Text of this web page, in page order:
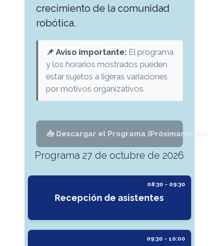
crecimiento de la comunidad
robótica.
📌 Aviso importante: El programa
y los horarios mostrados pueden
estar sujetos a ligeras variaciones
por motivos organizativos.
📥 Descargar el Programa (Próximamente)
Programa 27 de octubre de 2026
08:30 - 09:30
Recepción de asistentes
09:30 - 10:00